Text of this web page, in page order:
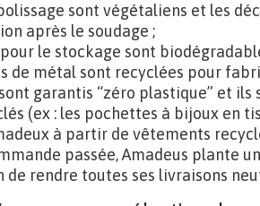
sont végétaliens et les
après le soudage ;
le stockage sont
de métal sont recyclées pour
garantis “zéro plastique” et
(ex : les pochettes à bijoux en
à partir de vêtements
passée, Amadeus plante
de rendre toutes ses livraisons